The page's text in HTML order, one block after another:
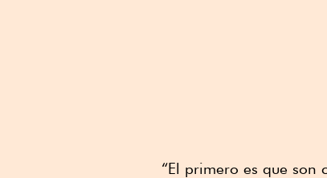
“El primero es que son